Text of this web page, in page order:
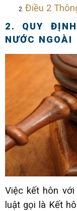
Điều 2
2. QUY
NƯỚC NGOÀI
Việc kết hôn
luật gọi là Kết